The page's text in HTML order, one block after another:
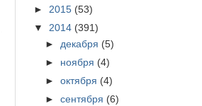
► 2015 (53)
▼ 2014 (391)
►декабря (5)
► ноября (4)
►октября (4)
►сентября (6)